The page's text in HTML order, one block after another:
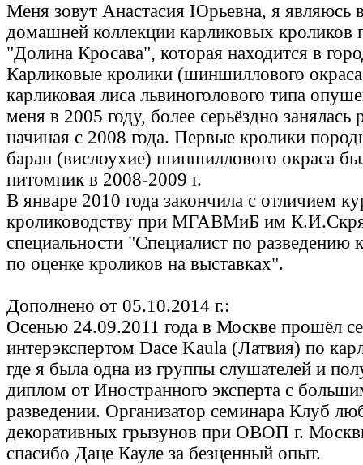
Меня зовут Анастасия Юрьевна, я являюсь
домашней коллекции карликовых кроликов
"Долина Кросава", которая находится в
Карликовые кролики (шиншиллового
карликовая лиса львиноголового типа
меня в 2005 году, более серьёздно занялась
начиная с 2008 года. Первые кролики
баран (вислоухие) шиншиллового окраса
питомник в 2008-2009 г.
В январе 2010 года закончила с отличием
кролиководству при МГАВМиБ им
специальности "Специалист по разведению
по оценке кроликов на выставках".
Дополнено от 05.10.2014 г.:
Осенью 24.09.2011 года в Москве прошёл
интерэкспертом Dace Kaula (Латвия) по
где я была одна из группы слушателей и
диплом от Иностранного эксперта с
разведении. Организатор семинара Клуб
декоративных грызунов при ОВОП г.
спасибо Даце Кауле за безценный опыт.